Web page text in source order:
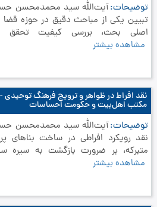
توضیحات آیت‌الله سید محمدمحسن
تبیین یکی از مباحث دقیق در حوزه قضا
اصلی بحث، بررسی کیفیت تحقق
مشاهده بیشتر
نقد افراط در ظواهر و ترویج فرهنگ
مکتب اهل‌بیت و حکومت احساسات
توضیحات آیت‌الله سید محمدمحسن
نقد رویکرد افراطی در ساخت بناهای
متبرکه، بر ضرورت بازگشت به سیره
مشاهده بیشتر